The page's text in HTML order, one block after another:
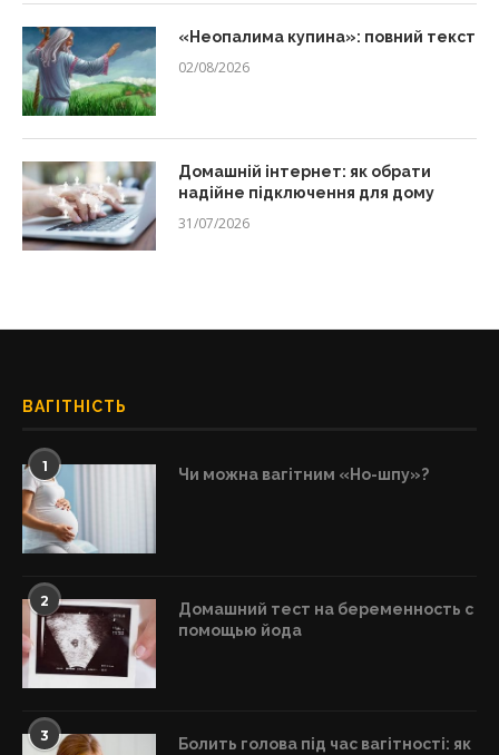
«Неопалима купина»: повний текст
02/08/2026
Домашній інтернет: як обрати
надійне підключення для дому
31/07/2026
ВАГІТНІСТЬ
1 Чи можна вагітним «Но-шпу»?
2
Домашний тест на беременность с
помощью йода
3
Болить голова під час вагітності: як